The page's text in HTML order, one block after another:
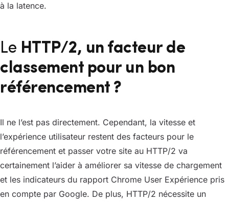
à la latence.
Le HTTP/2, un facteur de
classement pour un bon
référencement ?
Il ne l’est pas directement. Cependant, la vitesse et
l’expérience utilisateur restent des facteurs pour le
référencement et passer votre site au HTTP/2 va
certainement l’aider à améliorer sa vitesse de chargement
et les indicateurs du rapport Chrome User Expérience pris
en compte par Google. De plus, HTTP/2 nécessite un